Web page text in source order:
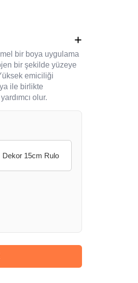
bir boya uygulama
bir şekilde yüzeye
emiciliği
ile birlikte
olur.
Dekor 15cm Rulo